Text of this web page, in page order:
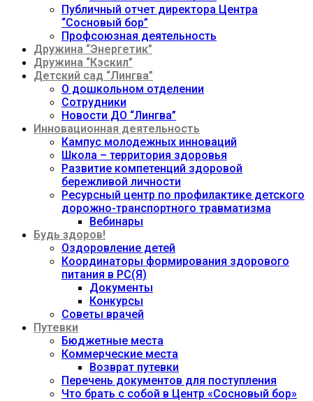
Публичный отчет директора Центра
“Сосновый бор”
Профсоюзная деятельность
Дружина “Энергетик”
Дружина “Кэскил”
Детский сад “Лингва”
О дошкольном отделении
Сотрудники
Новости ДО “Лингва”
Инновационная деятельность
Кампус молодежных инноваций
Школа – территория здоровья
Развитие компетенций здоровой
бережливой личности
Ресурсный центр по профилактике детского
дорожно-транспортного травматизма
Вебинары
Будь здоров!
Оздоровление детей
Координаторы формирования здорового
питания в РС(Я)
Документы
Конкурсы
Советы врачей
Путевки
Бюджетные места
Коммерческие места
Возврат путевки
Перечень документов для поступления
Что брать с собой в Центр «Сосновый бор»